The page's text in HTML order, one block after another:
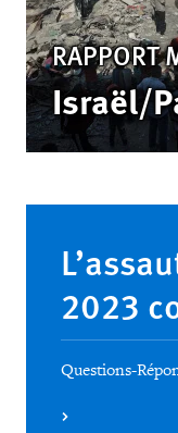
RAPPORT
Israël/
2023
Questions-